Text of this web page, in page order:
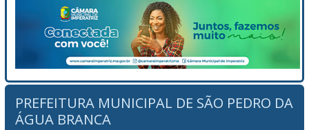
PREFEITURA MUNICIPAL DE SÃO PEDRO DA
ÁGUA BRANCA